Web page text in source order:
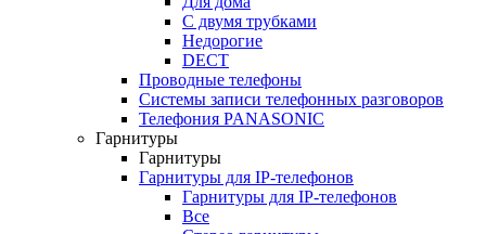
С двумя трубками
Недорогие
DECT
Проводные телефоны
Системы записи телефонных разговоров
Телефония PANASONIC
Гарнитуры
Гарнитуры
Гарнитуры для IP-телефонов
Гарнитуры для IP-телефонов
Все